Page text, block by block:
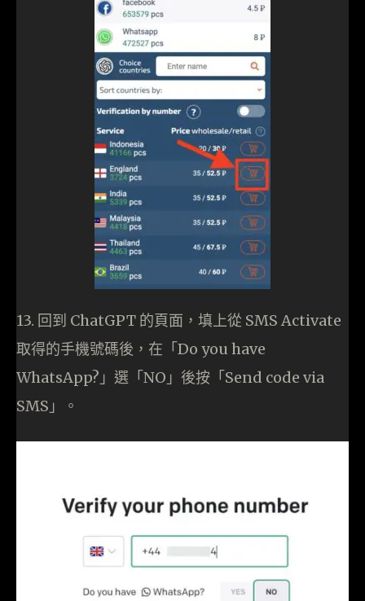
13. 回到 ChatGPT 的頁面，填上從 SMS Activate
取得的手機號碼後，在「Do you have
WhatsApp?」選「NO」後按「Send code via
SMS」。